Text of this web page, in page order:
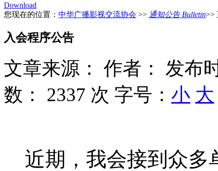
Download
您现在的位置： 中华广播影视交流协会 >> 通知公告 Bulletin>>
入会程序公告
文章来源： 作者：
发布
数： 2337 次 字号： 小 大
近期，我会接到众多